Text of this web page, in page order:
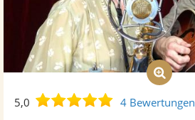
5,0
5,04 Bewertungen